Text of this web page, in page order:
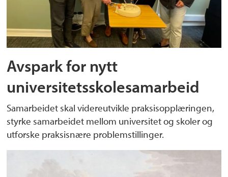
Avspark for nytt
universitetsskolesamarbeid
Samarbeidet skal videreutvikle praksisopplæringen,
styrke samarbeidet mellom universitet og skoler og
utforske praksisnære problemstillinger.